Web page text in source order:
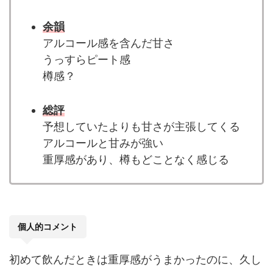
余韻
アルコール感を含んだ甘さ
うっすらピート感
樽感？
総評
予想していたよりも甘さが主張してくる
アルコールと甘みが強い
重厚感があり、樽もどことなく感じる
個人的コメント
初めて飲んだときは重厚感がうまかったのに、久し